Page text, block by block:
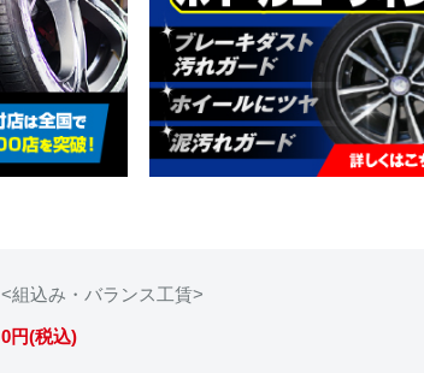
<組込み・バランス工賃>
0円(税込)